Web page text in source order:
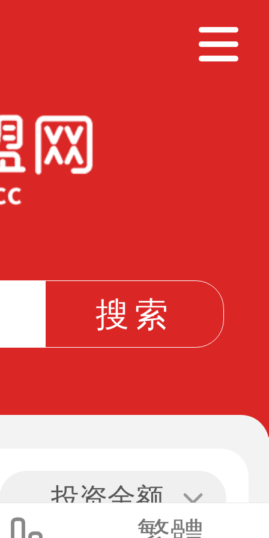
投资金额